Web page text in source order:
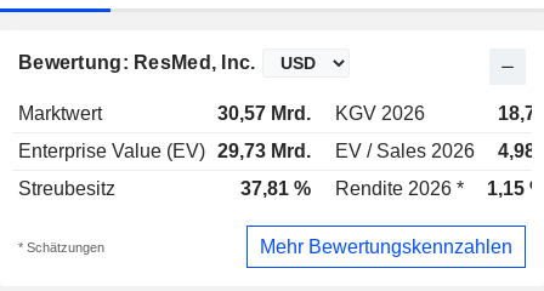
Bewertung: ResMed, Inc.
Marktwert 30,57 Mrd. KGV 2026
Enterprise Value (EV) 29,73 Mrd. EV / Sales 2026
Streubesitz
37,81 % Rendite 2026 * 1,15
* Schätzungen Mehr Bewertungskennzahlen